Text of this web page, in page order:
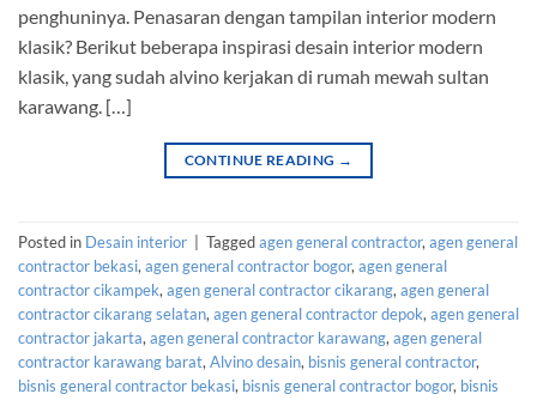
penghuninya. Penasaran dengan tampilan interior modern
klasik? Berikut beberapa inspirasi desain interior modern
klasik, yang sudah alvino kerjakan di rumah mewah sultan
karawang. […]
CONTINUE READING →
Posted in Desain interior Taggedagen general contractor,agen general
contractor bekasi,agen general contractor bogor,agen general
contractor cikampek,agen general contractor cikarang,agen general
contractor cikarang selatan,agen general contractor depok,agen general
contractor jakarta,agen general contractor karawang,agen general
contractor karawang barat,Alvino desain, bisnis general contractor,
bisnis general contractor bekasi, bisnis general contractor bogor, bisnis